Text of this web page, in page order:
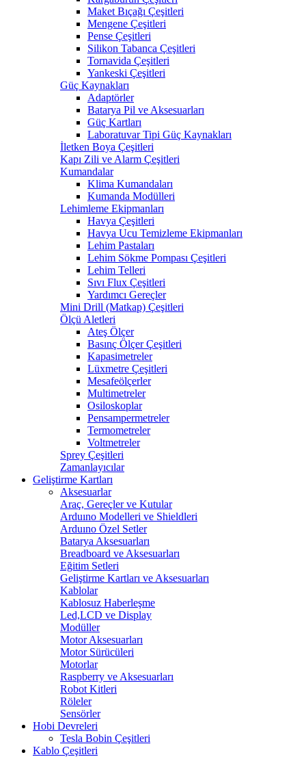
Maket Bıçağı Çeşitleri
Mengene Çeşitleri
Pense Çeşitleri
Silikon Tabanca Çeşitleri
Tornavida Çeşitleri
Yankeski Çeşitleri
Güç Kaynakları
Adaptörler
Batarya Pil ve Aksesuarları
Güç Kartları
Laboratuvar Tipi Güç Kaynakları
İletken Boya Çeşitleri
Kapı Zili ve Alarm Çeşitleri
Kumandalar
Klima Kumandaları
Kumanda Modülleri
Lehimleme Ekipmanları
Havya Çeşitleri
Havya Ucu Temizleme Ekipmanları
Lehim Pastaları
Lehim Sökme Pompası Çeşitleri
Lehim Telleri
Sıvı Flux Çeşitleri
Yardımcı Gereçler
Mini Drill (Matkap) Çeşitleri
Ölçü Aletleri
Ateş Ölçer
Basınç Ölçer Çeşitleri
Kapasimetreler
Lüxmetre Çeşitleri
Mesafeölçerler
Multimetreler
Osiloskoplar
Pensampermetreler
Termometreler
Voltmetreler
Sprey Çeşitleri
Zamanlayıcılar
Geliştirme Kartları
Aksesuarlar
Araç, Gereçler ve Kutular
Arduıno Modelleri ve Shieldleri
Arduıno Özel Setler
Batarya Aksesuarları
Breadboard ve Aksesuarları
Eğitim Setleri
Geliştirme Kartları ve Aksesuarları
Kablolar
Kablosuz Haberleşme
Led,LCD ve Display
Modüller
Motor Aksesuarları
Motor Sürücüleri
Motorlar
Raspberry ve Aksesuarları
Robot Kitleri
Röleler
Sensörler
Hobi Devreleri
Tesla Bobin Çeşitleri
Kablo Çeşitleri